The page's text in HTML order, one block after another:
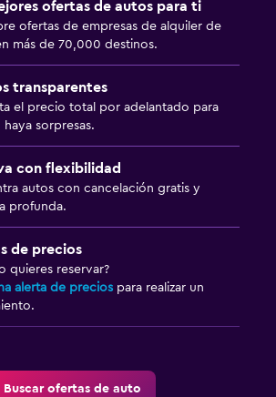
ofertas de autos para ti
ofertas de empresas de alquiler de
más de 70,000 destinos.
transparentes
el precio total por adelantado para
sorpresas.
con flexibilidad
autos con cancelación gratis y
profunda.
de precios
quieres reservar?
alerta de precios para realizar un
Buscar ofertas de auto